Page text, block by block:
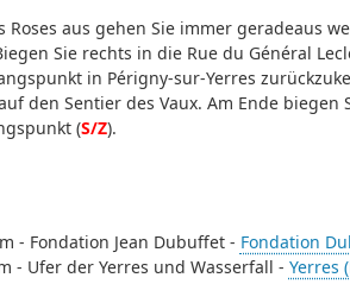
Roses aus gehen Sie immer geradeaus
Sie rechts in die Rue du Général
in Périgny-sur-Yerres
den Sentier des Vaux. Am Ende
(S/Z).
- Fondation Jean Dubuffet - Fondation
- Ufer der Yerres und Wasserfall - Yerres